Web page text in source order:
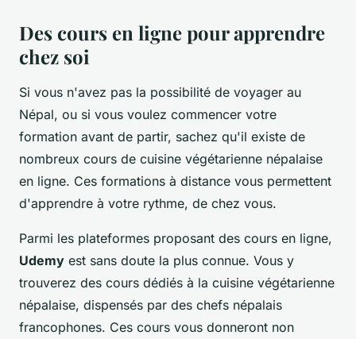
Des cours en ligne pour apprendre
chez soi
Si vous n'avez pas la possibilité de voyager au
Népal, ou si vous voulez commencer votre
formation avant de partir, sachez qu'il existe de
nombreux cours de cuisine végétarienne népalaise
en ligne. Ces formations à distance vous permettent
d'apprendre à votre rythme, de chez vous.
Parmi les plateformes proposant des cours en ligne,
Udemy est sans doute la plus connue. Vous y
trouverez des cours dédiés à la cuisine végétarienne
népalaise, dispensés par des chefs népalais
francophones. Ces cours vous donneront non